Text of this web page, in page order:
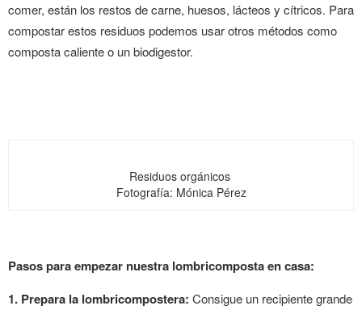
comer, están los restos de carne, huesos, lácteos y cítricos. Para
compostar estos residuos podemos usar otros métodos como
composta caliente o un biodigestor.
Residuos orgánicos
Fotografía: Mónica Pérez
Pasos para empezar nuestra lombricomposta en casa:
1. Prepara la lombricompostera: Consigue un recipiente grande